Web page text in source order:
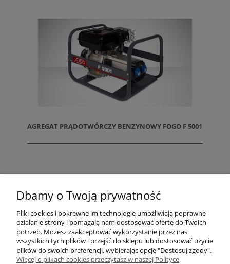
AGREGAT PRĄDOTWÓRCZY BENZYNOWY FOGO F 5001
ZAMAWIANIE
Dbamy o Twoją prywatność
Pliki cookies i pokrewne im technologie umożliwiają poprawne
działanie strony i pomagają nam dostosować ofertę do Twoich
potrzeb. Możesz zaakceptować wykorzystanie przez nas
wszystkich tych plików i przejść do sklepu lub dostosować użycie
plików do swoich preferencji, wybierając opcję "Dostosuj zgody".
Więcej o plikach cookies przeczytasz w naszej Polityce